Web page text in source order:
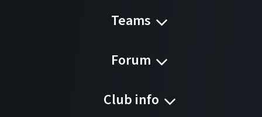
Teams
Forum
Club info